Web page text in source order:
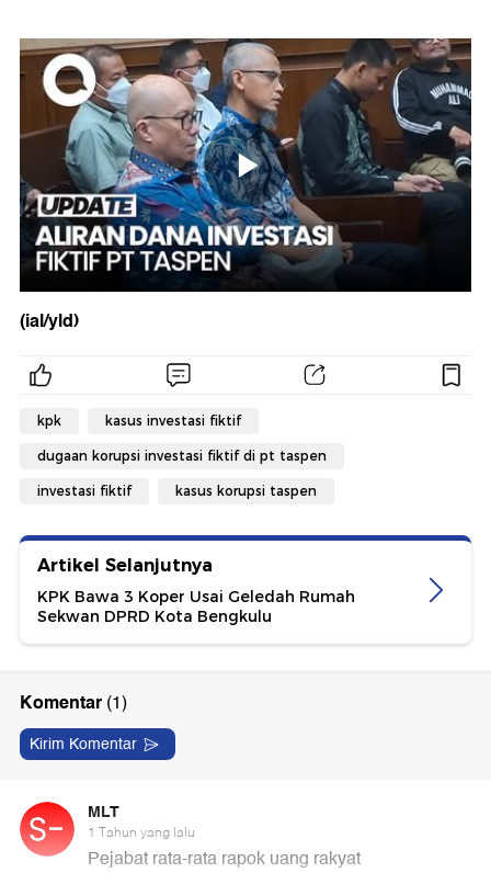
(ial/yld)
kpk kasus investasi fiktif
dugaan korupsi investasi fiktif di pt taspen
investasi fiktif kasus korupsi taspen
Artikel Selanjutnya
KPK Bawa 3 Koper Usai Geledah Rumah
Sekwan DPRD Kota Bengkulu